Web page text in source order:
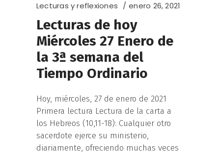
Lecturas y reflexiones enero 26, 2021
Lecturas de hoy
Miércoles 27 Enero de
la 3ª semana del
Tiempo Ordinario
Hoy, miércoles, 27 de enero de 2021
Primera lectura Lectura de la carta a
los Hebreos (10,11-18): Cualquier otro
sacerdote ejerce su ministerio,
diariamente, ofreciendo muchas veces